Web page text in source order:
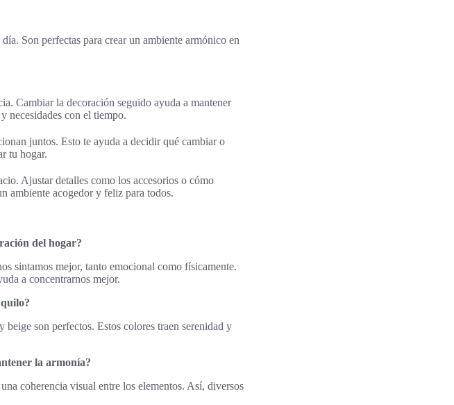
Son perfectas para crear un ambiente armónico en
Cambiar la decoración seguido ayuda a mantener
necesidades con el tiempo.
juntos. Esto te ayuda a decidir qué cambiar o
tu hogar.
Ajustar detalles como los accesorios o cómo
ambiente acogedor y feliz para todos.
del hogar?
sintamos mejor, tanto emocional como físicamente.
a concentrarnos mejor.
son perfectos. Estos colores traen serenidad y
la armonía?
coherencia visual entre los elementos. Así, diversos